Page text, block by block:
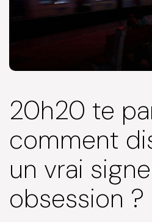
20h20 te
comment
un vrai
obsession ?